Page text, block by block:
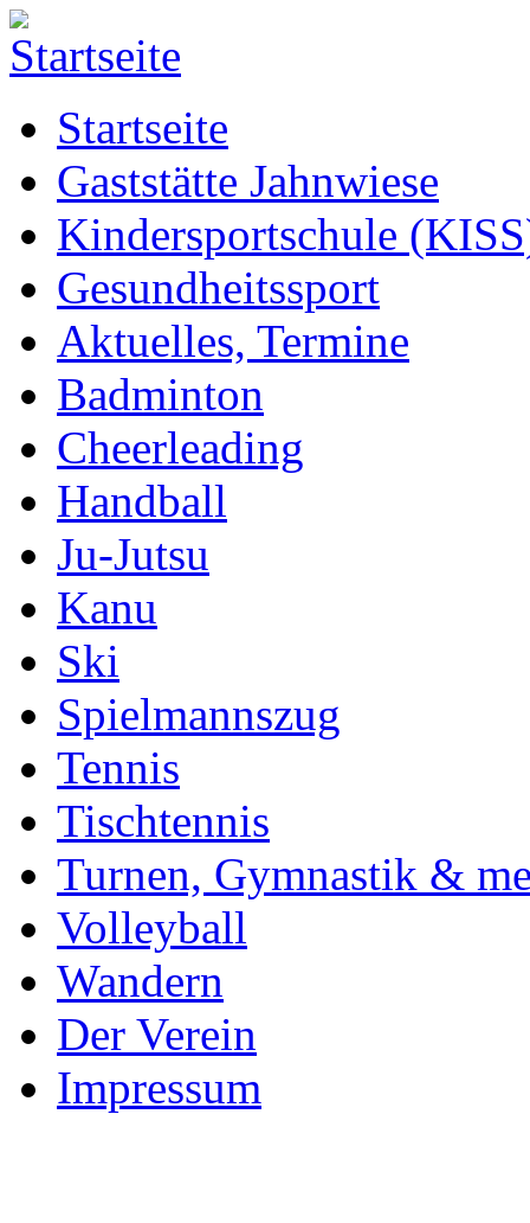
Startseite
Gaststätte Jahnwiese
Kindersportschule
Gesundheitssport
Aktuelles, Termine
Badminton
Cheerleading
Handball
Ju-Jutsu
Kanu
Ski
Spielmannszug
Tennis
Tischtennis
Turnen, Gymnastik &
Volleyball
Wandern
Der Verein
Impressum